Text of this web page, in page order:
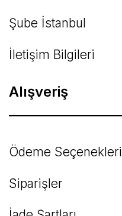
Şube İstanbul
İletişim Bilgileri
Alışveriş
Ödeme Seçenekleri
Siparişler